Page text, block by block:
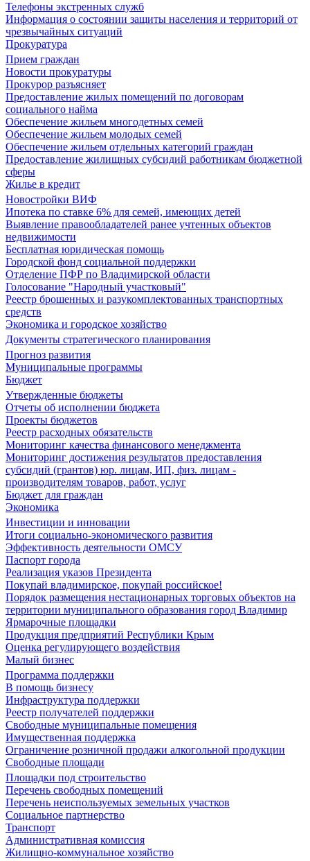
Телефоны экстренных служб
Информация о состоянии защиты населения и территорий от
чрезвычайных ситуаций
Прокуратура
Прием граждан
Новости прокуратуры
Прокурор разъясняет
Предоставление жилых помещений по договорам
социального найма
Обеспечение жильем многодетных семей
Обеспечение жильем молодых семей
Обеспечение жильем отдельных категорий граждан
Предоставление жилищных субсидий работникам бюджетной
сферы
Жилье в кредит
Новостройки ВИФ
Ипотека по ставке 6% для семей, имеющих детей
Выявление правообладателей ранее учтенных объектов
недвижимости
Бесплатная юридическая помощь
Городской фонд социальной поддержки
Отделение ПФР по Владимирской области
Голосование "Народный участковый"
Реестр брошенных и разукомплектованных транспортных
средств
Экономика и городское хозяйство
Документы стратегического планирования
Прогноз развития
Муниципальные программы
Бюджет
Утвержденные бюджеты
Отчеты об исполнении бюджета
Проекты бюджетов
Реестр расходных обязательств
Мониторинг качества финансового менеджмента
Мониторинг достижения результатов предоставления
субсидий (грантов) юр. лицам, ИП, физ. лицам -
производителям товаров, работ, услуг
Бюджет для граждан
Экономика
Инвестиции и инновации
Итоги социально-экономического развития
Эффективность деятельности ОМСУ
Паспорт города
Реализация указов Президента
Покупай владимирское, покупай российское!
Порядок размещения нестационарных торговых объектов на
территории муниципального образования город Владимир
Ярмарочные площадки
Продукция предприятий Республики Крым
Оценка регулирующего воздействия
Малый бизнес
Программа поддержки
В помощь бизнесу
Инфраструктура поддержки
Реестр получателей поддержки
Свободные муниципальные помещения
Имущественная поддержка
Ограничение розничной продажи алкогольной продукции
Свободные площади
Площадки под строительство
Перечень свободных помещений
Перечень неиспользуемых земельных участков
Социальное партнерство
Транспорт
Административная комиссия
Жилищно-коммунальное хозяйство